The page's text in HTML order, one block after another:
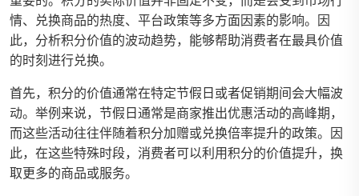
情、兑换商品的热度、平台政策等多方面因素的影响。因
此，分析积分价值的波动趋势，能够帮助消费者在最具价值
的时刻进行兑换。
首先，积分的价值通常在特定节假日或者促销期间会大幅波
动。举例来说，节假日通常是商家推出优惠活动的高峰期，
而这些活动往往伴随着积分加赠或兑换倍率提升的政策。因
此，在这些特殊时段，消费者可以利用积分的价值提升，换
取更多的商品或服务。